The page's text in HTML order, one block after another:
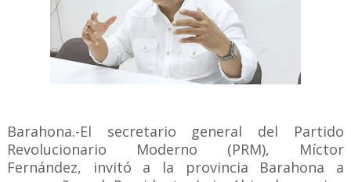
Barahona.-El secretario general del Partido
Revolucionario Moderno (PRM), Míctor
Fernández, invitó a la provincia Barahona a